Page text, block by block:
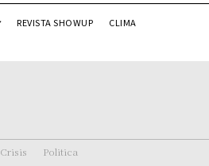
REVISTA SHOWUP CLIMA
Crisis Politica